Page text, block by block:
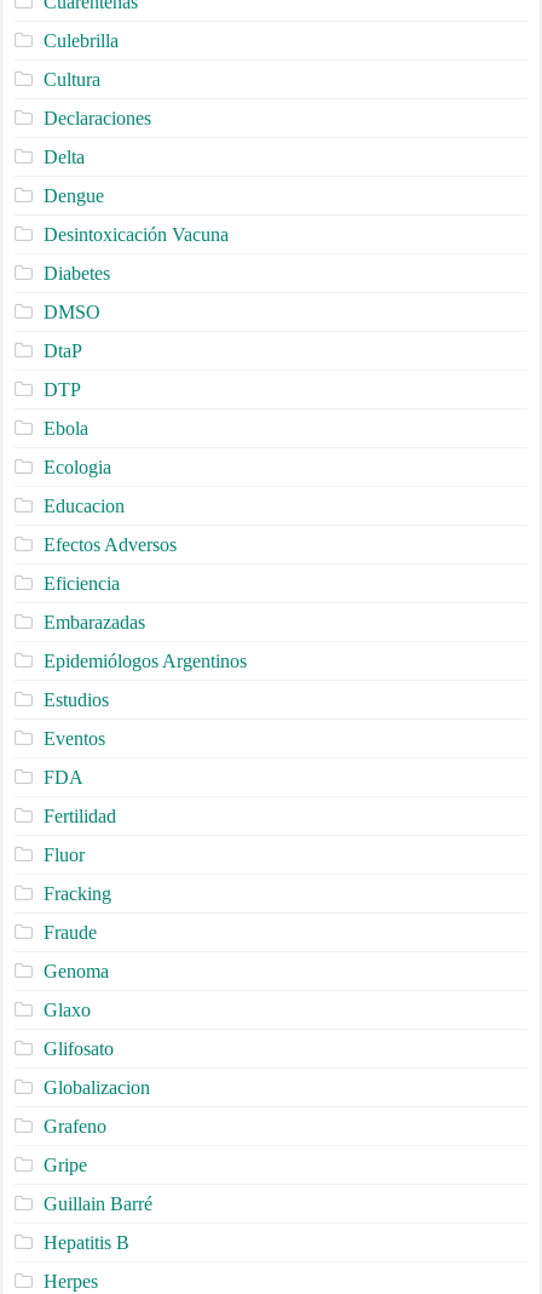
Culebrilla
Cultura
Declaraciones
Delta
Dengue
Desintoxicación Vacuna
Diabetes
DMSO
DtaP
DTP
Ebola
Ecologia
Educacion
Efectos Adversos
Eficiencia
Embarazadas
Epidemiólogos Argentinos
Estudios
Eventos
FDA
Fertilidad
Fluor
Fracking
Fraude
Genoma
Glaxo
Glifosato
Globalizacion
Grafeno
Gripe
Guillain Barré
Hepatitis B
Herpes